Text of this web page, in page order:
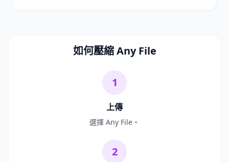
如何壓縮 Any File
1
上傳
選擇 Any File。
2